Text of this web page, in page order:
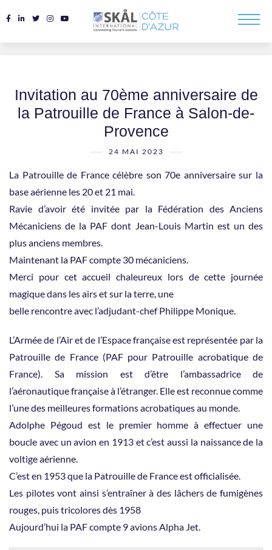
Invitation au 70ème anniversaire de
la Patrouille de France à Salon-de-
Provence
24 MAI 2023
La Patrouille de France célèbre son 70e anniversaire sur la
base aérienne les 20 et 21 mai.
Ravie d’avoir été invitée par la Fédération des Anciens
Mécaniciens de la PAF dont Jean-Louis Martin est un des
plus anciens membres.
Maintenant la PAF compte 30 mécaniciens.
Merci pour cet accueil chaleureux lors de cette journée
magique dans les airs et sur la terre, une
belle rencontre avec l’adjudant-chef Philippe Monique.
L’Armée de l’Air et de l’Espace française est représentée par la
Patrouille de France (PAF pour Patrouille acrobatique de
France). Sa mission est d’être l’ambassadrice de
l’aéronautique française à l’étranger. Elle est reconnue comme
l’une des meilleures formations acrobatiques au monde.
Adolphe Pégoud est le premier homme à effectuer une
boucle avec un avion en 1913 et c’est aussi la naissance de la
voltige aérienne.
C’est en 1953 que la Patrouille de France est officialisée.
Les pilotes vont ainsi s’entraîner à des lâchers de fumigènes
rouges, puis tricolores dès 1958
Aujourd’hui la PAF compte 9 avions Alpha Jet.